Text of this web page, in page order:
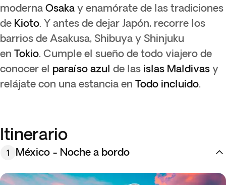
moderna Osaka y enamórate de las tradiciones
de Kioto. Y antes de dejar Japón, recorre los
barrios de Asakusa, Shibuya y Shinjuku
en Tokio. Cumple el sueño de todo viajero de
conocer el paraíso azul de las islas Maldivas y
relájate con una estancia en Todo incluido.
Itinerario
1 México - Noche a bordo